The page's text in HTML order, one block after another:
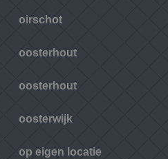
oirschot
oosterhout
oosterhout
oosterwijk
op eigen locatie